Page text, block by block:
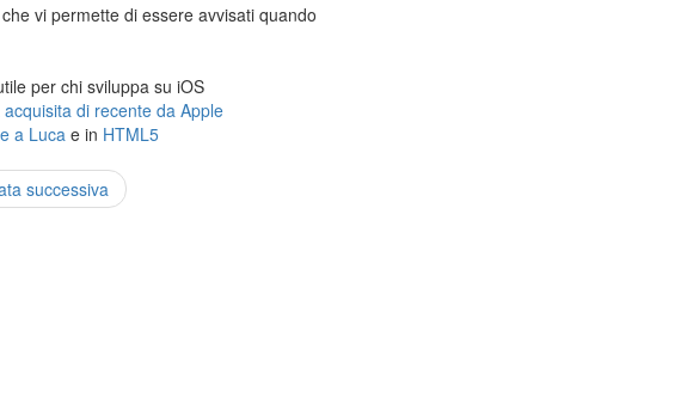
vi permette di essere avvisati quando
per chi sviluppa su iOS
di recente da Apple
a Luca e in HTML5
successiva